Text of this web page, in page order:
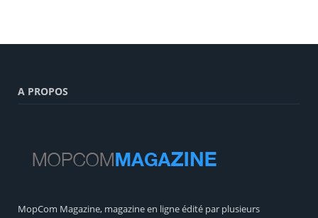
A PROPOS
MopCom Magazine, magazine en ligne édité par plusieurs